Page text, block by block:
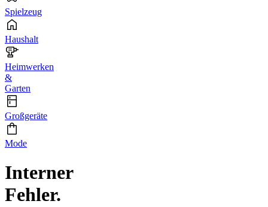
Spielzeug
Haushalt
Heimwerken
&
Garten
Großgeräte
Mode
Interner
Fehler.